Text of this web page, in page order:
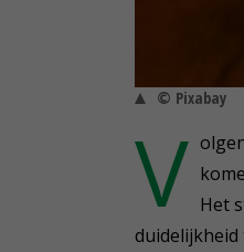
© Pixabay
V Het
duidelijkheid